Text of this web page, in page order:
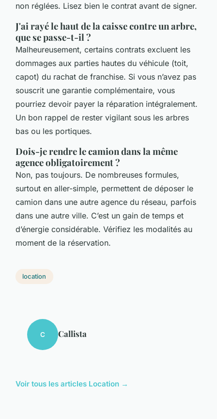
non réglées. Lisez bien le contrat avant de signer.
J'ai rayé le haut de la caisse contre un arbre,
que se passe-t-il ?
Malheureusement, certains contrats excluent les
dommages aux parties hautes du véhicule (toit,
capot) du rachat de franchise. Si vous n’avez pas
souscrit une garantie complémentaire, vous
pourriez devoir payer la réparation intégralement.
Un bon rappel de rester vigilant sous les arbres
bas ou les portiques.
Dois-je rendre le camion dans la même
agence obligatoirement ?
Non, pas toujours. De nombreuses formules,
surtout en aller-simple, permettent de déposer le
camion dans une autre agence du réseau, parfois
dans une autre ville. C’est un gain de temps et
d’énergie considérable. Vérifiez les modalités au
moment de la réservation.
location
C Callista
Voir tous les articles Location →